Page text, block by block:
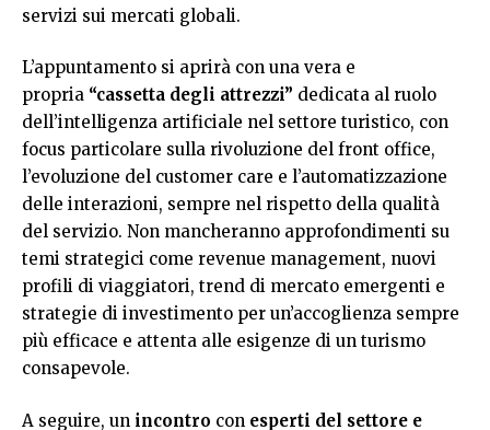
servizi sui mercati globali.
L’appuntamento si aprirà con una vera e
propria “cassetta degli attrezzi” dedicata al ruolo
dell’intelligenza artificiale nel settore turistico, con
focus particolare sulla rivoluzione del front office,
l’evoluzione del customer care e l’automatizzazione
delle interazioni, sempre nel rispetto della qualità
del servizio. Non mancheranno approfondimenti su
temi strategici come revenue management, nuovi
profili di viaggiatori, trend di mercato emergenti e
strategie di investimento per un’accoglienza sempre
più efficace e attenta alle esigenze di un turismo
consapevole.
A seguire, un incontro con esperti del settore e